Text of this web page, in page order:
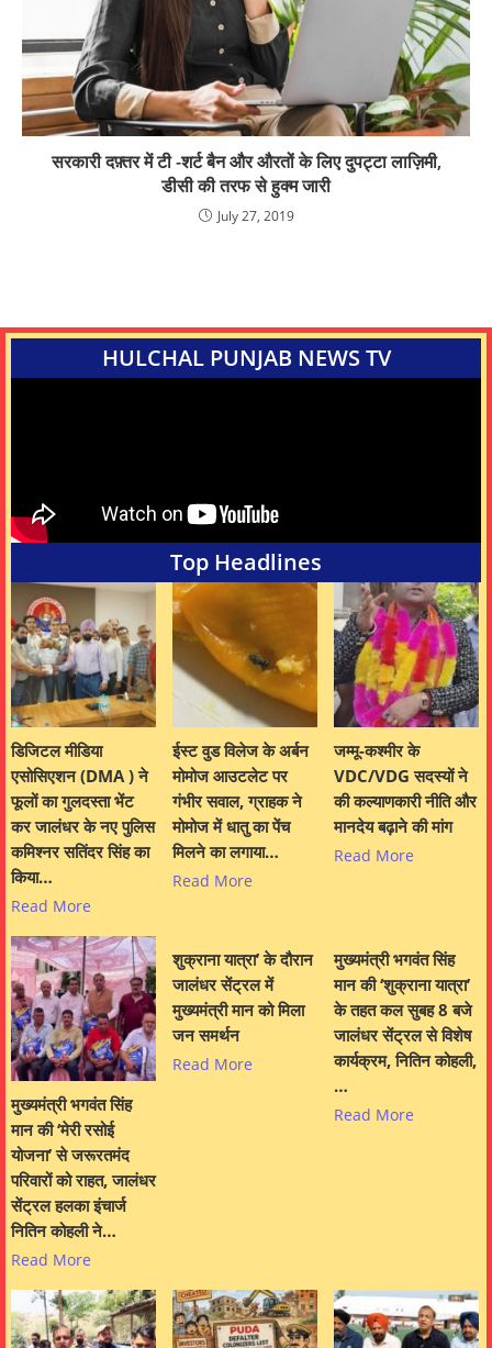
सरकारी दफ़्तर में टी -शर्ट बैन और औरतों के लिए दुपट्टा लाज़िमी,
डीसी की तरफ से हुक्म जारी
July 27, 2019
HULCHAL PUNJAB NEWS TV
Top Headlines
डिजिटल मीडिया
एसोसिएशन (DMA ) ने
फूलों का गुलदस्ता भेंट
कर जालंधर के नए पुलिस
कमिश्नर सतिंदर सिंह का
किया…
Read More
ईस्ट वुड विलेज के अर्बन
मोमोज आउटलेट पर
गंभीर सवाल, ग्राहक ने
मोमोज में धातु का पेंच
मिलने का लगाया…
Read More
जम्मू-कश्मीर के
VDC/VDG सदस्यों ने
की कल्याणकारी नीति और
मानदेय बढ़ाने की मांग
Read More
मुख्यमंत्री भगवंत सिंह
मान की ‘मेरी रसोई
योजना’ से जरूरतमंद
परिवारों को राहत, जालंधर
सेंट्रल हलका इंचार्ज
नितिन कोहली ने…
Read More
शुक्राना यात्रा’ के दौरान
जालंधर सेंट्रल में
मुख्यमंत्री मान को मिला
जन समर्थन
Read More
मुख्यमंत्री भगवंत सिंह
मान की ‘शुक्राना यात्रा’
के तहत कल सुबह 8 बजे
जालंधर सेंट्रल से विशेष
कार्यक्रम, नितिन कोहली,
…
Read More